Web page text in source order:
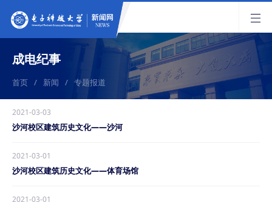
成电纪事
首页 / 新闻 / 专题报道
2021-03-03
沙河校区建筑历史文化——沙河
2021-03-01
沙河校区建筑历史文化——体育场馆
2021-03-01